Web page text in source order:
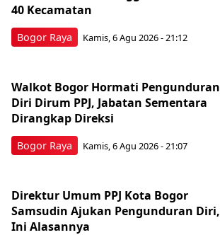
Bogor Raya
40 Kecamatan
Kamis, 6 Agu 2026 - 21:12
Bogor Raya
Walkot Bogor Hormati Pengunduran
Diri Dirum PPJ, Jabatan Sementara
Dirangkap Direksi
Kamis, 6 Agu 2026 - 21:07
Direktur Umum PPJ Kota Bogor
Samsudin Ajukan Pengunduran Diri,
Ini Alasannya